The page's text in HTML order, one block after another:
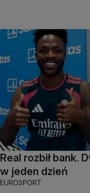
Real rozbił bank.
w jeden dzień
EUROSPORT